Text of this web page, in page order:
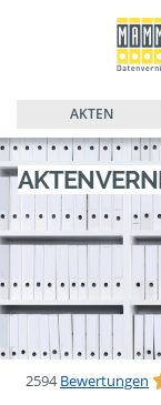
AKTEN
2594Bewertungen